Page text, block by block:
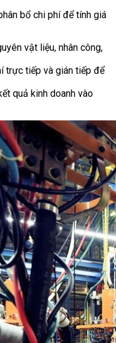
bổ chi phí để tính giá
vật liệu, nhân công,
trực tiếp và gián tiếp để
quả kinh doanh vào